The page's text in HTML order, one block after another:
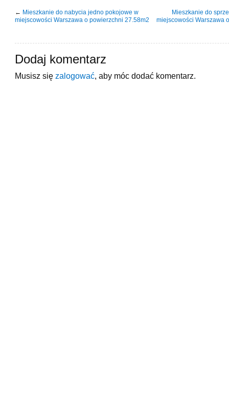
← Mieszkanie do nabycia jedno pokojowe w
miejscowości Warszawa o powierzchni 27.58m2
Mieszkanie do
miejscowości Warszawa
Dodaj komentarz
Musisz się zalogować , aby móc dodać komentarz.